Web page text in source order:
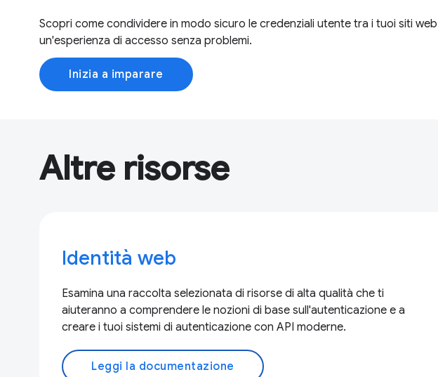
Scopri come condividere in modo sicuro le credenziali utente tra i tuoi siti
un'esperienza di accesso senza problemi.
Inizia a imparare
Altre risorse
Identità web
Esamina una raccolta selezionata di risorse di alta qualità che ti
aiuteranno a comprendere le nozioni di base sull'autenticazione e a
creare i tuoi sistemi di autenticazione con API moderne.
Leggi la documentazione